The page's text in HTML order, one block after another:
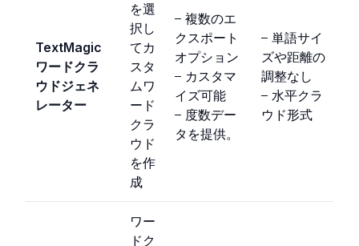
TextMagic
ワードクラ
ウドジェネ
レーター
を選
択し
てカ
スタ
ムワ
ード
クラ
ウド
を作
成
– 複数のエ
クスポート
オプション
– カスタマ
イズ可能
– 度数デー
タを提供。
– 単語サイ
ズや距離の
調整なし
– 水平クラ
ウド形式
ワー
ドク